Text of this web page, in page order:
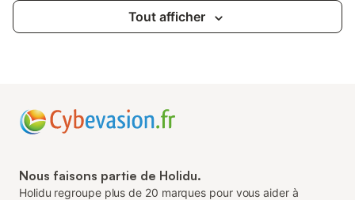
Tout afficher
Nous faisons partie de Holidu.
Holidu regroupe plus de 20 marques pour vous aider à